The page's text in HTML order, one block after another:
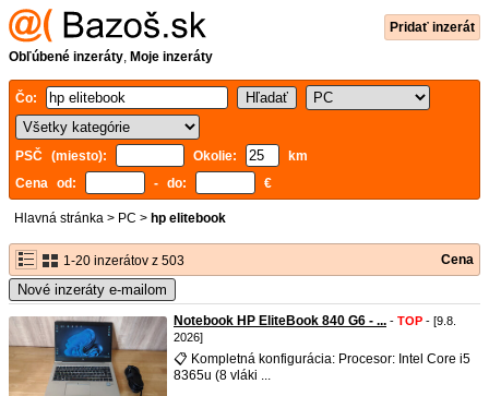
Pridať inzerát
Obľúbené inzeráty, Moje inzeráty
Čo:
PSČ (miesto): Okolie:
km
Cena od:
- do: €
Hlavná stránka > PC > hp elitebook
1-20 inzerátov z 503 Cena
Nové inzeráty e-mailom
Notebook HP EliteBook 840 G6 - ... - TOP - [9.8.
2026]
📋 Kompletná konfigurácia: Procesor: Intel Core i5
8365u (8 vláki ...